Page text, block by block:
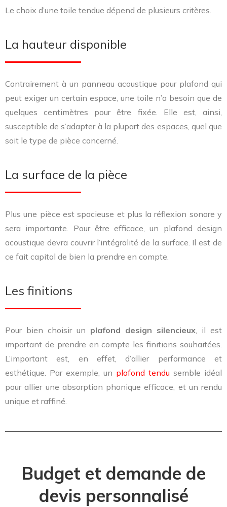
Le choix d’une toile tendue dépend de plusieurs critères.
La hauteur disponible
Contrairement à un panneau acoustique pour plafond qui
peut exiger un certain espace, une toile n’a besoin que de
quelques centimètres pour être fixée. Elle est, ainsi,
susceptible de s’adapter à la plupart des espaces, quel que
soit le type de pièce concerné.
La surface de la pièce
Plus une pièce est spacieuse et plus la réflexion sonore y
sera importante. Pour être efficace, un plafond design
acoustique devra couvrir l’intégralité de la surface. Il est de
ce fait capital de bien la prendre en compte.
Les finitions
Pour bien choisir un plafond design silencieux , il est
important de prendre en compte les finitions souhaitées.
L’important est, en effet, d’allier performance et
esthétique. Par exemple, un plafond tendu semble idéal
pour allier une absorption phonique efficace, et un rendu
unique et raffiné.
Budget et demande de
devis personnalisé